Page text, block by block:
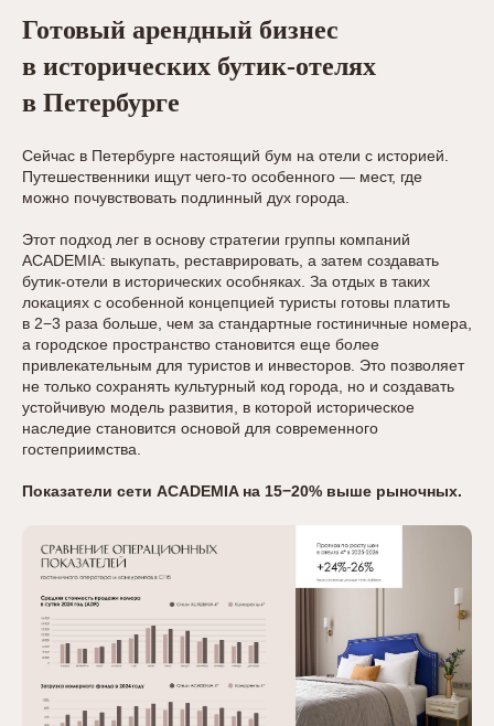
Готовый арендный бизнес
в исторических бутик-отелях
в Петербурге
Сейчас в Петербурге настоящий бум на отели с историей.
Путешественники ищут чего-то особенного — мест, где
можно почувствовать подлинный дух города.
Этот подход лег в основу стратегии группы компаний
ACADEMIA: выкупать, реставрировать, а затем создавать
бутик-отели в исторических особняках. За отдых в таких
локациях с особенной концепцией туристы готовы платить
в 2−3 раза больше, чем за стандартные гостиничные номера,
а городское пространство становится еще более
привлекательным для туристов и инвесторов. Это позволяет
не только сохранять культурный код города, но и создавать
устойчивую модель развития, в которой историческое
наследие становится основой для современного
гостеприимства.
Показатели сети ACADEMIA на 15−20% выше рыночных.